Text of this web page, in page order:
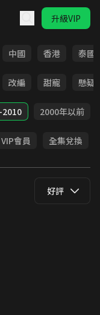
升級VIP
中國 香港 泰國
改編 甜寵 懸疑
2010 2000年以前
VIP會員 全集兌換
好評